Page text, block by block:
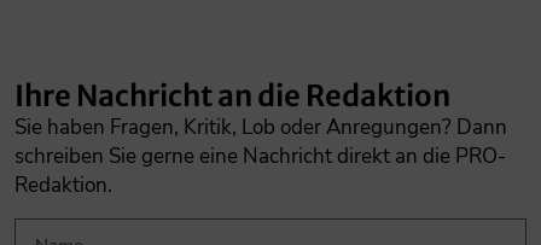
Ihre Nachricht an die Redaktion
Sie haben Fragen, Kritik, Lob oder Anregungen? Dann
schreiben Sie gerne eine Nachricht direkt an die PRO-
Redaktion.